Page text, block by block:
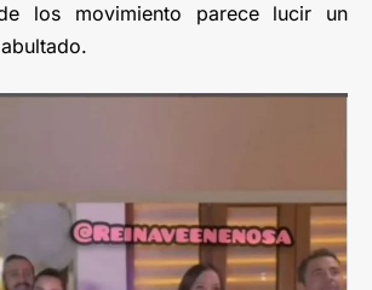
los movimiento parece lucir un